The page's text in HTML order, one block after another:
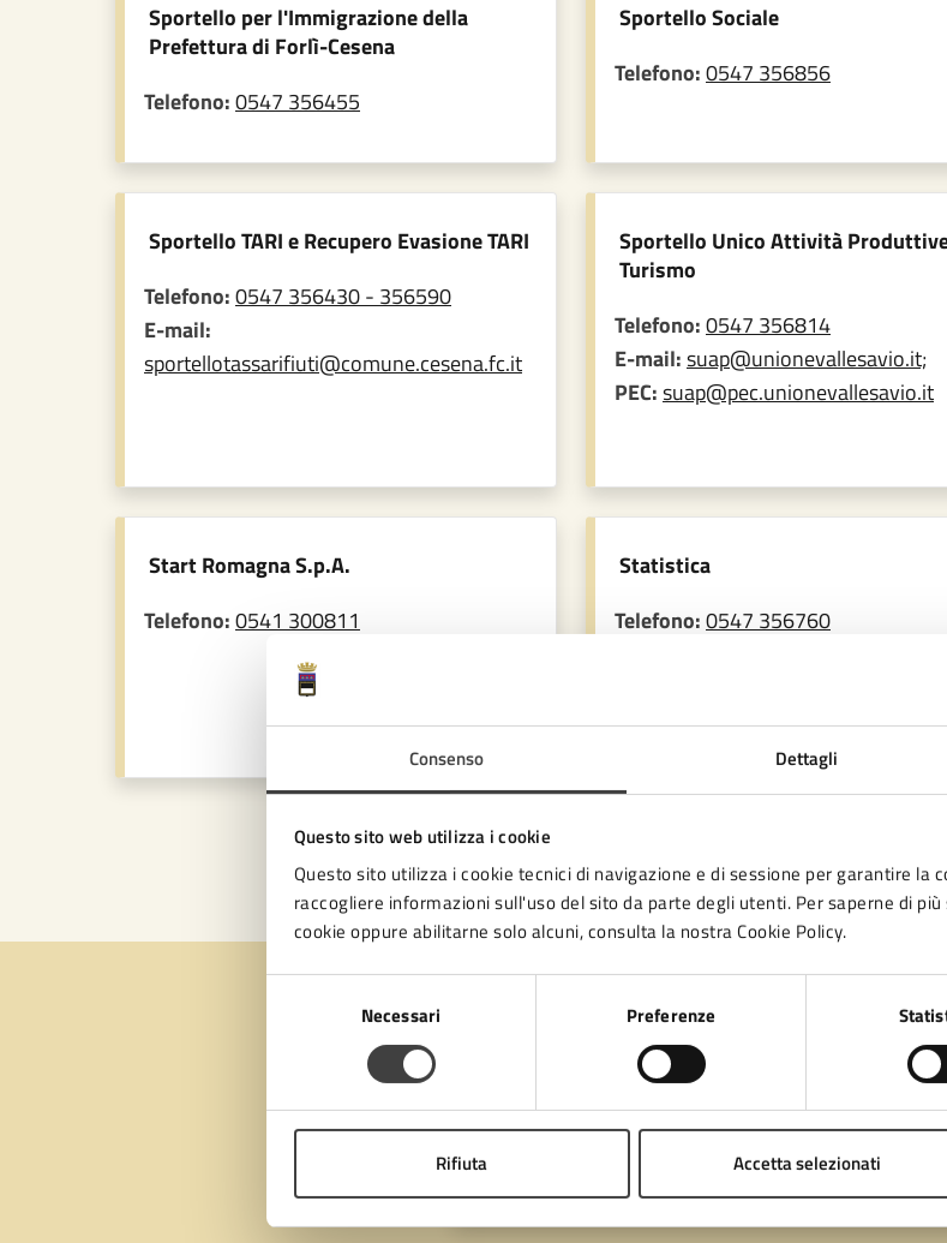
Consenso Dettagli
Questo sito web utilizza i cookie
Questo sito utilizza i cookie tecnici di navigazione e di sessione per garantire la
raccogliere informazioni sull'uso del sito da parte degli utenti. Per saperne di
cookie oppure abilitarne solo alcuni, consulta la nostra Cookie Policy.
Necessari Preferenze
Rifiuta Accetta selezionati
Sportello per l'Immigrazione della
Prefettura di Forlì-Cesena
Telefono:0547 356455
Sportello Sociale
Telefono:0547 356856
Sportello TARI e Recupero Evasione TARI
Telefono:0547 356430 - 356590
E-mail:
sportellotassarifiuti@comune.cesena.fc.it
Sportello Unico Attività
Turismo
Telefono:0547 356814
E-mail:suap@unionevallesavio.it;
PEC:suap@pec.unionevallesavio.it
Start Romagna S.p.A.
Telefono:0541 300811
Statistica
Telefono:0547 356760
https://www.unionevallesavio.it/
Quanto sono chiare le informazioni su
pagina?
Valuta 5 stelle su 5
Valuta 4 stelle su 5
Valuta 3 stelle su 5
Valuta 2 stelle su 5
Valuta 1 stelle su 5